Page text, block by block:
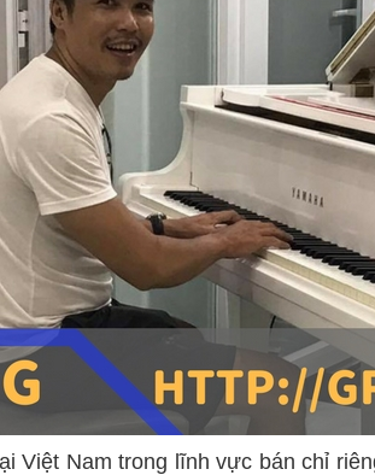
Việt Nam trong lĩnh vực bán chỉ